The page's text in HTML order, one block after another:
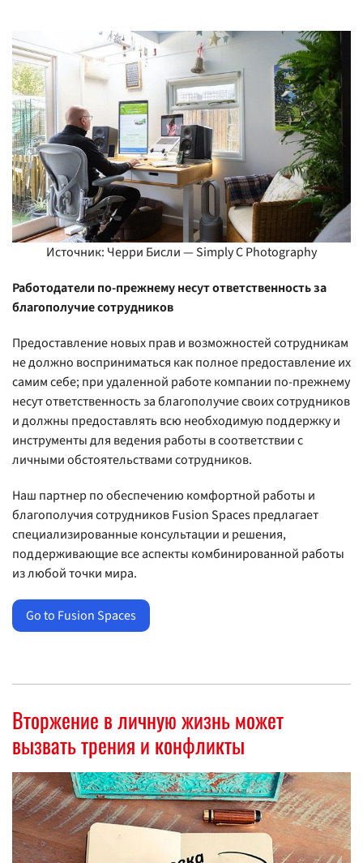
Источник: Черри Бисли — Simply C Photography
Работодатели по-прежнему несут ответственность за
благополучие сотрудников
Предоставление новых прав и возможностей сотрудникам
не должно восприниматься как полное предоставление их
самим себе; при удаленной работе компании по-прежнему
несут ответственность за благополучие своих сотрудников
и должны предоставлять всю необходимую поддержку и
инструменты для ведения работы в соответствии с
личными обстоятельствами сотрудников.
Наш партнер по обеспечению комфортной работы и
благополучия сотрудников Fusion Spaces предлагает
специализированные консультации и решения,
поддерживающие все аспекты комбинированной работы
из любой точки мира.
Go to Fusion Spaces
Вторжение в личную жизнь может
вызвать трения и конфликты